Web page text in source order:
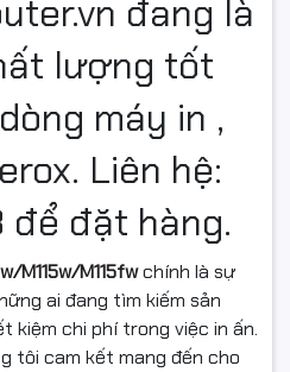
đang là
lượng tốt
máy in ,
Liên hệ:
để đặt hàng.
M115w/M115fwchính là sự
ai đang tìm kiếm sản
kiệm chi phí trong việc in ấn.
tôi cam kết mang đến cho
P115w/M115w/M115fw
chuẩn ISO 19752/19798, mức độ
A4)